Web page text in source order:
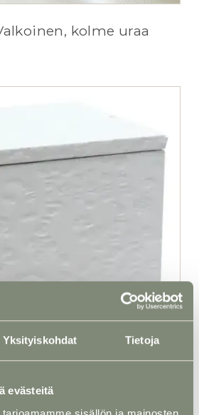
Yksityiskohdat Tietoja
evästeitä
kolme uraa